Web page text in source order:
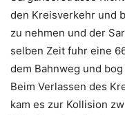
den Kreisverkehr und
zu nehmen und der
selben Zeit fuhr eine
dem Bahnweg und
Beim Verlassen des
kam es zur Kollision